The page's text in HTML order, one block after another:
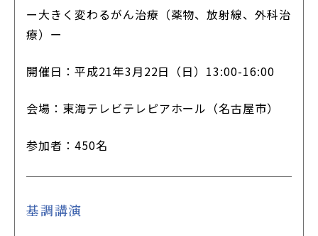
ー大きく変わるがん治療（薬物、放射線、外科治
療）ー
開催日：平成21年3月22日（日）13:00-16:00
会場：東海テレビテレピアホール（名古屋市）
参加者：450名
基調講演